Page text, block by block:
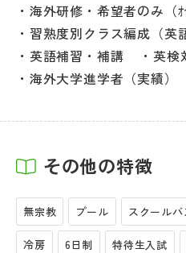
海外研修・希望者のみ（ｵ
習熟度別クラス編成（英語
英語補習・補講
英検
海外大学進学者（実績）
その他の特徴
無宗教 プール スクールバ
冷房 6日制 特待生入試